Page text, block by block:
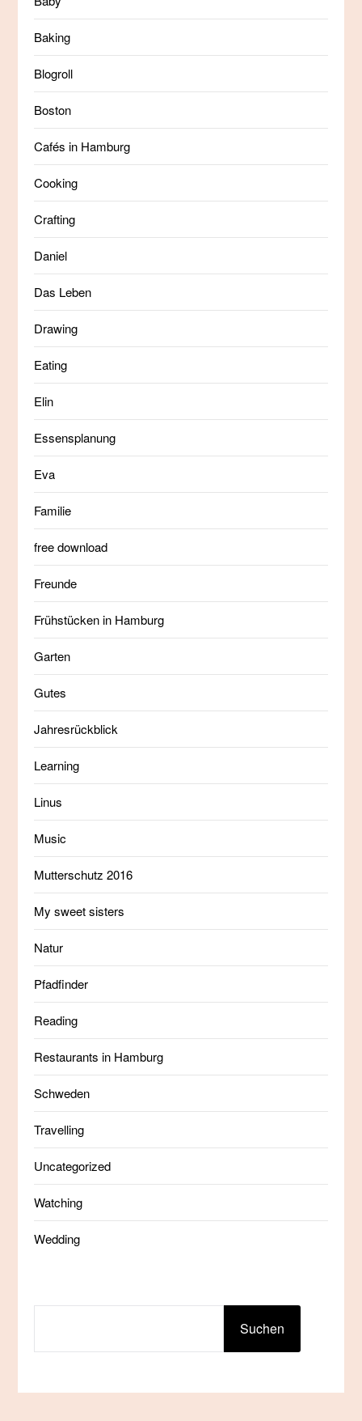
Baking
Blogroll
Boston
Cafés in Hamburg
Cooking
Crafting
Daniel
Das Leben
Drawing
Eating
Elin
Essensplanung
Eva
Familie
free download
Freunde
Frühstücken in Hamburg
Garten
Gutes
Jahresrückblick
Learning
Linus
Music
Mutterschutz 2016
My sweet sisters
Natur
Pfadfinder
Reading
Restaurants in Hamburg
Schweden
Travelling
Uncategorized
Watching
Wedding
Suchen